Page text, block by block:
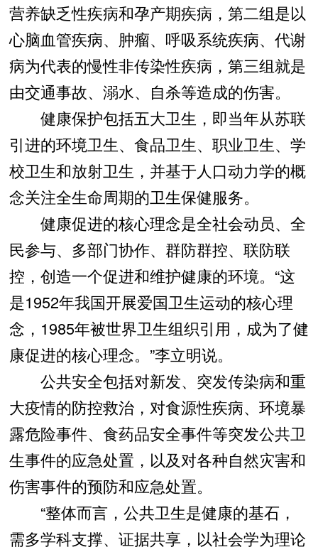
营养缺乏性疾病和孕产期疾病，第二组是以
心脑血管疾病、肿瘤、呼吸系统疾病、代谢
病为代表的慢性非传染性疾病，第三组就是
由交通事故、溺水、自杀等造成的伤害。
健康保护包括五大卫生，即当年从苏联
引进的环境卫生、食品卫生、职业卫生、学
校卫生和放射卫生，并基于人口动力学的概
念关注全生命周期的卫生保健服务。
健康促进的核心理念是全社会动员、全
民参与、多部门协作、群防群控、联防联
控，创造一个促进和维护健康的环境。“这
是1952年我国开展爱国卫生运动的核心理
念，1985年被世界卫生组织引用，成为了健
康促进的核心理念。”李立明说。
公共安全包括对新发、突发传染病和重
大疫情的防控救治，对食源性疾病、环境暴
露危险事件、食药品安全事件等突发公共卫
生事件的应急处置，以及对各种自然灾害和
伤害事件的预防和应急处置。
“整体而言，公共卫生是健康的基石，
需多学科支撑、证据共享，以社会学为理论